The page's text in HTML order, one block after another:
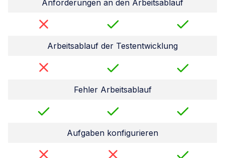
Anforderungen an den Arbeitsablauf
Arbeitsablauf der Testentwicklung
Fehler Arbeitsablauf
Aufgaben konfigurieren